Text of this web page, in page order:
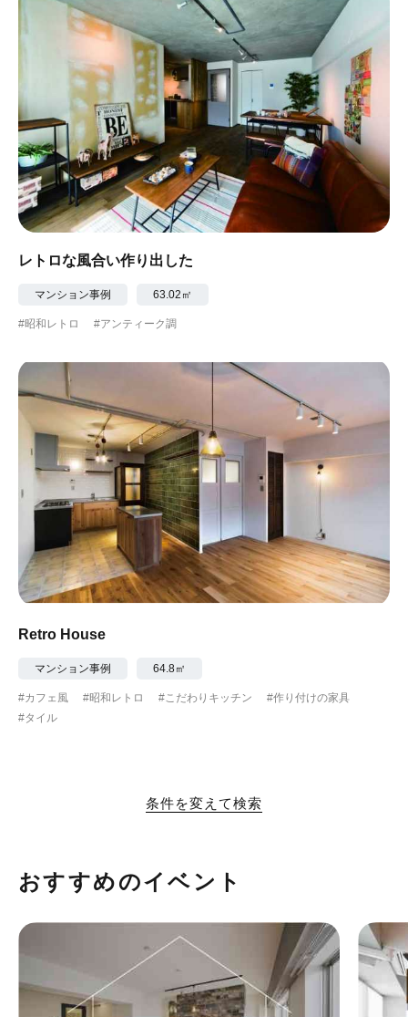
レトロな風合い作り出した
マンション事例 63.02㎡
#昭和レトロ #アンティーク調
Retro House
マンション事例 64.8㎡
#カフェ風 #昭和レトロ #こだわりキッチン
#作り付けの家具
#タイル
条件を変えて検索
おすすめのイベント